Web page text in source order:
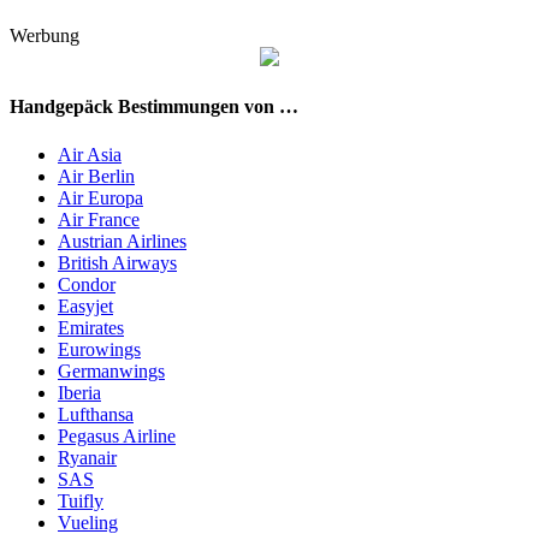
Werbung
Handgepäck Bestimmungen von …
Air Asia
Air Berlin
Air Europa
Air France
Austrian Airlines
British Airways
Condor
Easyjet
Emirates
Eurowings
Germanwings
Iberia
Lufthansa
Pegasus Airline
Ryanair
SAS
Tuifly
Vueling